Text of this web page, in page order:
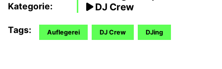
Kategorie: DJ Crew
Tags: Auflegerei DJ Crew DJing